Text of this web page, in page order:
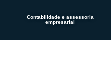
Contabilidade e assessoria
empresarial